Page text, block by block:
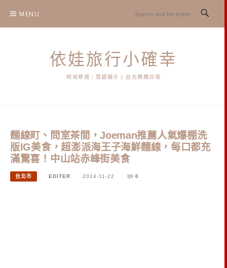
content
MENU
依娃旅行小確幸
時尚穿搭｜質感親子 | 台北媽媽日常
麵線町、問室茶間，Joeman推薦人氣爆棚洗
版IG美食，超澎派海王子海鮮麵線，每口都充
滿驚喜！中山站赤峰街美食
台北市 EDITER 2024-11-22 0